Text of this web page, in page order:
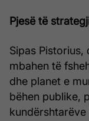
Pjesë të
Sipas Pistorius,
mbahen të
dhe planet e
bëhen publike,